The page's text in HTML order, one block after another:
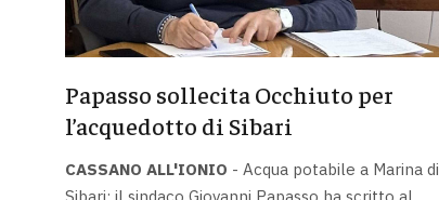
Papasso sollecita Occhiuto per
l’acquedotto di Sibari
CASSANO ALL'IONIO - Acqua potabile a Marina di
Sibari: il sindaco Giovanni Papasso ha scritto al